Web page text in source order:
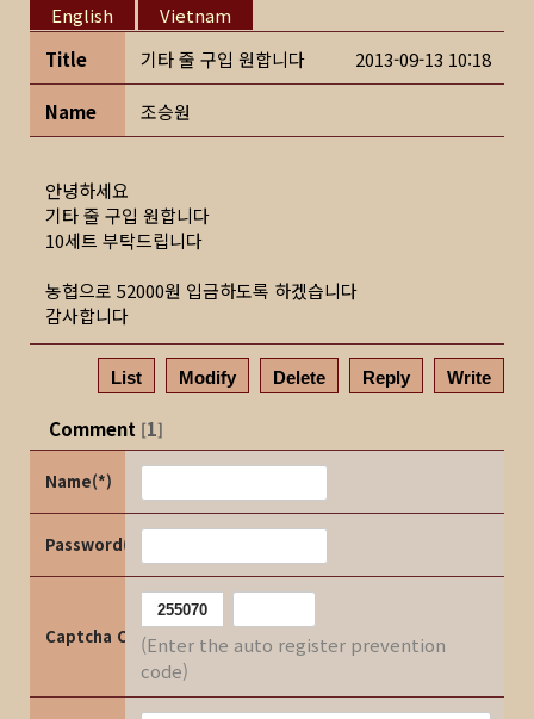
English
Vietnam
Title
기타 줄 구입 원합니다 2013-09-13 10:18
Name 조승원
안녕하세요
기타 줄 구입 원합니다
10세트 부탁드립니다
농협으로 52000원 입금하도록 하겠습니다
감사합니다
List Modify Delete Reply Write
Comment [1]
Name(*)
Password(*)
Captcha Code(Enter the auto register prevention
code)